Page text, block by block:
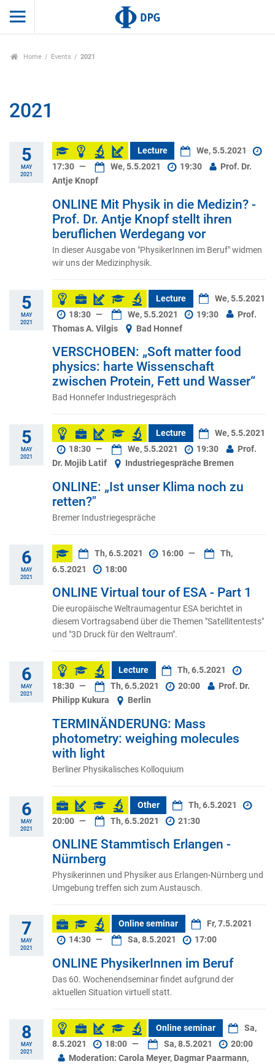
Home Events 2021
2021
5
MAY
2021
Lecture
We, 5.5.2021
17:30 — We, 5.5.2021 19:30
Prof. Dr.
Antje Knopf
ONLINE Mit Physik in die Medizin? -
Prof. Dr. Antje Knopf stellt ihren
beruflichen Werdegang vor
In dieser Ausgabe von "PhysikerInnen im Beruf" widmen
wir uns der Medizinphysik.
5
MAY
2021
Lecture
We, 5.5.2021
18:30 — We, 5.5.2021 19:30
Prof.
Thomas A. Vilgis
Bad Honnef
VERSCHOBEN: „Soft matter food
physics: harte Wissenschaft
zwischen Protein, Fett und Wasser“
Bad Honnefer Industriegespräch
5
MAY
2021
Lecture
We, 5.5.2021
18:30 — We, 5.5.2021 19:30
Prof.
Dr. Mojib Latif
Industriegespräche Bremen
ONLINE: „Ist unser Klima noch zu
retten?"
Bremer Industriegespräche
6
MAY
2021
Th, 6.5.2021 16:00 —
Th,
6.5.2021
18:00
ONLINE Virtual tour of ESA - Part 1
Die europäische Weltraumagentur ESA berichtet in
diesem Vortragsabend über die Themen "Satellitentests"
und "3D Druck für den Weltraum".
6
MAY
2021
Lecture
Th, 6.5.2021
18:30 — Th, 6.5.2021 20:00
Prof. Dr.
Philipp Kukura
Berlin
TERMINÄNDERUNG: Mass
photometry: weighing molecules
with light
Berliner Physikalisches Kolloquium
6
MAY
2021
Other
Th, 6.5.2021
20:00 — Th, 6.5.2021 21:30
ONLINE Stammtisch Erlangen -
Nürnberg
Physikerinnen und Physiker aus Erlangen-Nürnberg und
Umgebung treffen sich zum Austausch.
7
MAY
2021
Online seminar
Fr, 7.5.2021
14:30 — Sa, 8.5.2021 17:00
ONLINE PhysikerInnen im Beruf
Das 60. Wochenendseminar findet aufgrund der
aktuellen Situation virtuell statt.
8
MAY
2021
Online seminar
Sa,
8.5.2021
18:00 — Sa, 8.5.2021
20:00
Moderation: Carola Meyer, Dagmar Paarmann,